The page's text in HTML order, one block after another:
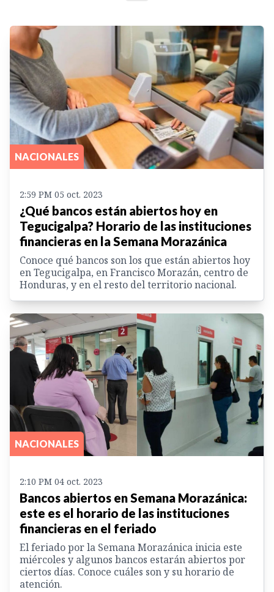
NACIONALES
2:59 PM 05 oct. 2023
¿Qué bancos están abiertos hoy en
Tegucigalpa? Horario de las instituciones
financieras en la Semana Morazánica
Conoce qué bancos son los que están abiertos hoy
en Tegucigalpa, en Francisco Morazán, centro de
Honduras, y en el resto del territorio nacional.
NACIONALES
2:10 PM 04 oct. 2023
Bancos abiertos en Semana Morazánica:
este es el horario de las instituciones
financieras en el feriado
El feriado por la Semana Morazánica inicia este
miércoles y algunos bancos estarán abiertos por
ciertos días. Conoce cuáles son y su horario de
atención.